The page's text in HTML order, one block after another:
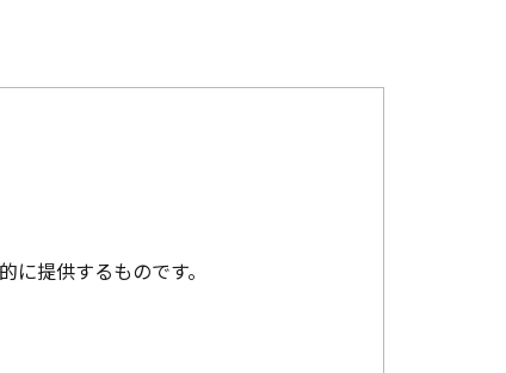
提供するものです。